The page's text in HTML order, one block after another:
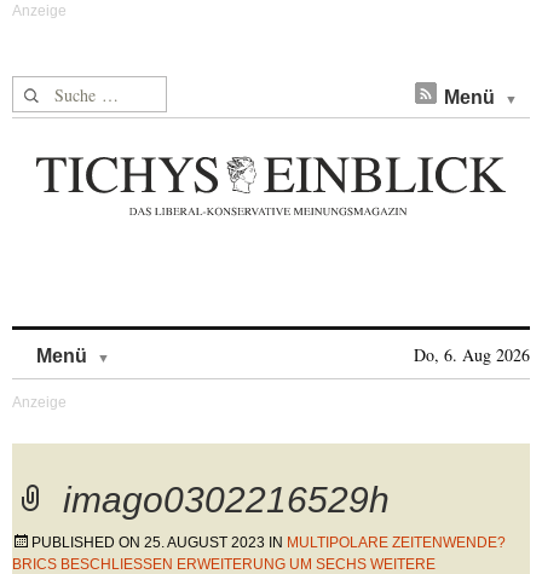
Suche nach: Menü
Menü Do, 6. Aug 2026
imago0302216529h
PUBLISHED ON 25. AUGUST 2023 IN MULTIPOLARE ZEITENWENDE?
BRICS BESCHLIESSEN ERWEITERUNG UM SECHS WEITERE M